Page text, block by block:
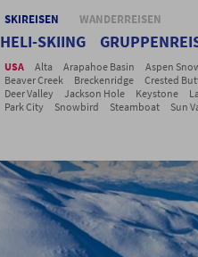
SKIREISEN WANDERREISEN
HELI-SKIING
USA Alta Arapahoe Basin
Aspen
Beaver Creek
Breckenridge
Crested
Deer Valley
Jackson Hole Keystone
Park City
Snowbird Steamboat
Sun